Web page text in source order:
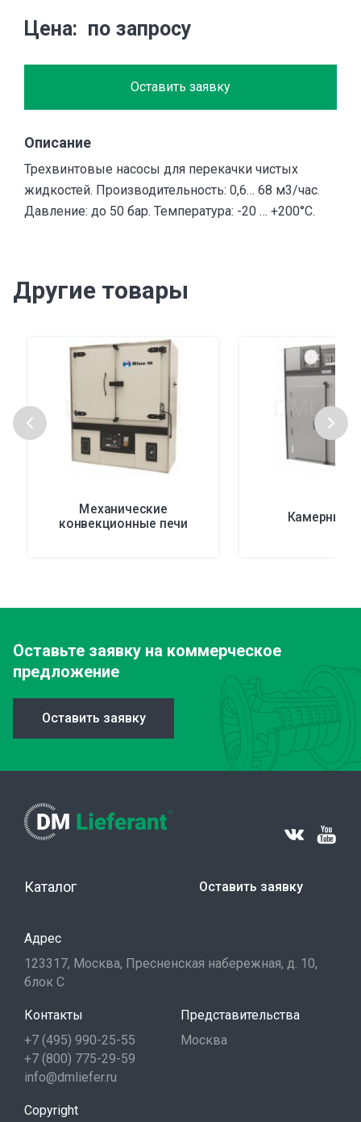
Цена по запросу
Оставить заявку
Описание
Трехвинтовые насосы для перекачки чистых
жидкостей. Производительность: 0,6… 68 м3/час.
Давление: до 50 бар. Температура: -20 … +200°С.
Другие товары
Механические
конвекционные печи Камерные
Оставьте заявку на коммерческое
предложение
Оставить заявку
Каталог Оставить заявку
Адрес
123317, Москва, Пресненская набережная, д. 10,
блок С
Контакты
+7 (495) 990-25-55
+7 (800) 775-29-59
info@dmliefer.ru
Представительства
Москва
Copyright